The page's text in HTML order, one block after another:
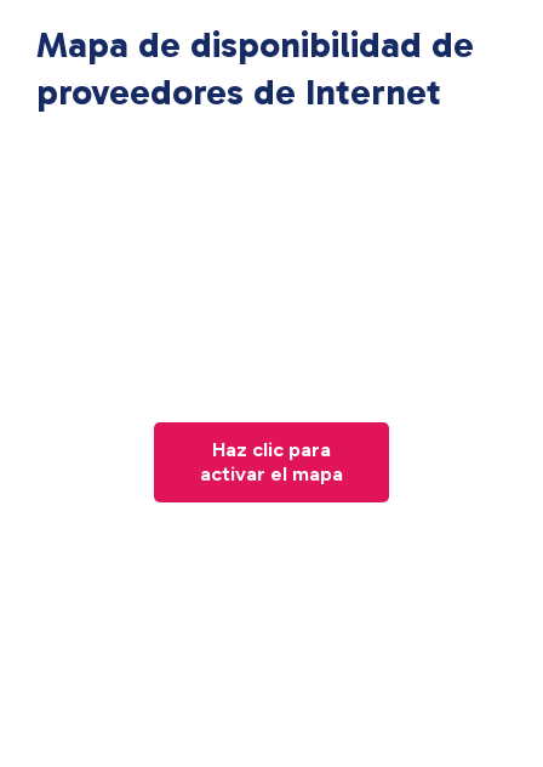
Mapa de disponibilidad de
proveedores de Internet
Haz clic para
activar el mapa